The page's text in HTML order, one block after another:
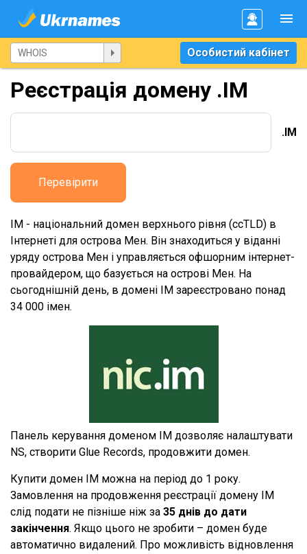
Особистий кабінет
Реєстрація домену .IM
.IM
Перевірити
IM - національний домен верхнього рівня (ccTLD) в
Інтернеті для острова Мен. Він знаходиться у віданні
уряду острова Мен і управляється офшорним інтернет-
провайдером, що базується на острові Мен. На
сьогоднішній день, в домені IM зареєстровано понад
34 000 імен.
Панель керування доменом IM дозволяє налаштувати
NS, створити Glue Records, продовжити домен.
Купити домен IM можна на період до 1 року.
Замовлення на продовження реєстрації домену IM
слід подати не пізніше ніж за 35 днів до дати
закінчення. Якщо цього не зробити – домен буде
автоматично видалений. Про можливість відновлення